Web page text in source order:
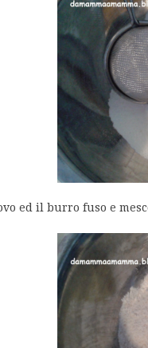
ed il burro fuso e